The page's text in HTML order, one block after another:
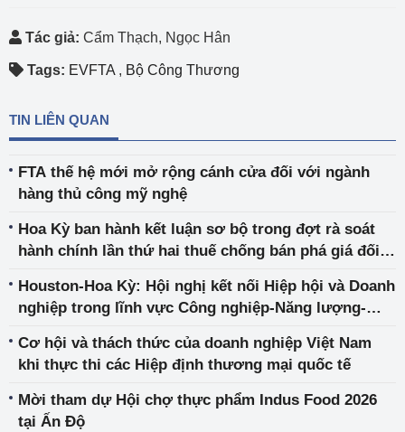
Tác giả: Cẩm Thạch, Ngọc Hân
Tags: EVFTA , Bộ Công Thương
TIN LIÊN QUAN
FTA thế hệ mới mở rộng cánh cửa đối với ngành
hàng thủ công mỹ nghệ
Hoa Kỳ ban hành kết luận sơ bộ trong đợt rà soát
hành chính lần thứ hai thuế chống bán phá giá đối
Việt Nam
Houston-Hoa Kỳ: Hội nghị kết nối Hiệp hội và Doanh
nghiệp trong lĩnh vực Công nghiệp-Năng lượng-
Cơ hội và thách thức của doanh nghiệp Việt Nam
khi thực thi các Hiệp định thương mại quốc tế
Mời tham dự Hội chợ thực phẩm Indus Food 2026
tại Ấn Độ